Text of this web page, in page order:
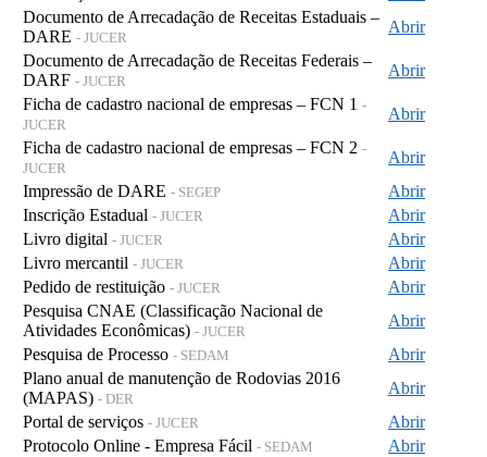
Documento de Arrecadação de Receitas Estaduais –
DARE - JUCER
Abrir
Documento de Arrecadação de Receitas Federais –
DARF - JUCER
Abrir
Ficha de cadastro nacional de empresas – FCN 1 -
JUCER
Abrir
Ficha de cadastro nacional de empresas – FCN 2 -
JUCER
Abrir
Impressão de DARE - SEGEP
Abrir
Inscrição Estadual - JUCER
Abrir
Livro digital - JUCER
Abrir
Livro mercantil - JUCER
Abrir
Pedido de restituição - JUCER
Abrir
Pesquisa CNAE (Classificação Nacional de
Atividades Econômicas) - JUCER
Abrir
Pesquisa de Processo - SEDAM
Abrir
Plano anual de manutenção de Rodovias 2016
(MAPAS) - DER
Abrir
Portal de serviços - JUCER
Abrir
Protocolo Online - Empresa Fácil - SEDAM
Abrir